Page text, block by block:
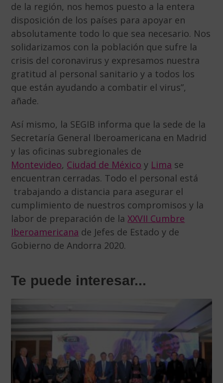
de la región, nos hemos puesto a la entera
disposición de los países para apoyar en
absolutamente todo lo que sea necesario. Nos
solidarizamos con la población que sufre la
crisis del coronavirus y expresamos nuestra
gratitud al personal sanitario y a todos los
que están ayudando a combatir el virus”,
añade.
Así mismo, la SEGIB informa que la sede de la
Secretaría General Iberoamericana en Madrid
y las oficinas subregionales de
Montevideo, Ciudad de México y Lima se
encuentran cerradas. Todo el personal está
trabajando a distancia para asegurar el
cumplimiento de nuestros compromisos y la
labor de preparación de laXXVII Cumbre
Iberoamericana de Jefes de Estado y de
Gobierno de Andorra 2020.
Te puede interesar...